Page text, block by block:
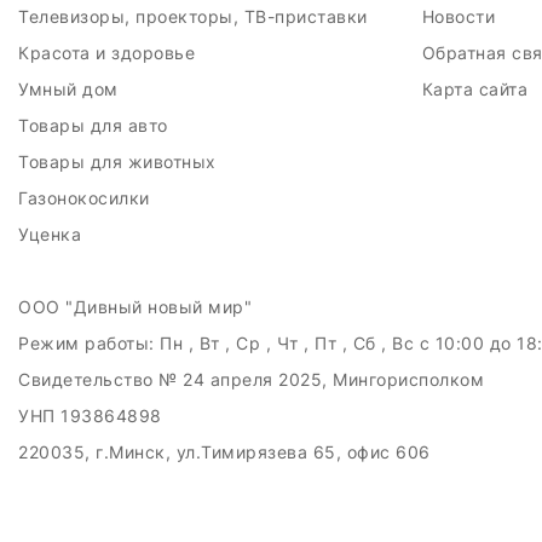
Телевизоры, проекторы, ТВ-приставки
Красота и здоровье
Умный дом
Товары для авто
Товары для животных
Газонокосилки
Уценка
Новости
Обратная
Карта сайта
ООО "Дивный новый мир"
Режим работы: Пн , Вт , Ср , Чт , Пт , Сб , Вс c 10:00 до
Свидетельство № 24 апреля 2025, Мингорисполком
УНП 193864898
220035, г.Минск, ул.Тимирязева 65, офис 606